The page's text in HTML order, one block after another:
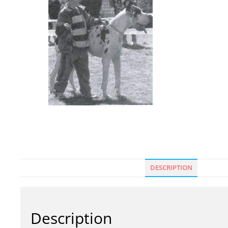
DESCRIPTION
Description